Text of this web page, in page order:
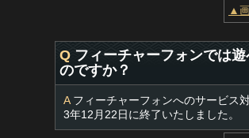
▲
Q フィーチャーフォンでは
のですか？
Aフィーチャーフォンへのサービス
3年12月22日に終了いたしました。